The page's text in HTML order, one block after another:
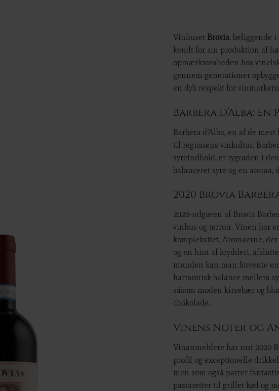
Vinhuset Brovia, beliggende
kendt for sin produktion af
opmærksomheden hos
gennem generationer
en dyb respekt for
Barbera D’Alba:
Barbera d’Alba, en af de
til regionens vinkultur.
syreindhold, er rygraden i
balanceret syre og en
2020 Brovia
2020-udgaven af Brovia
vinhus og terroir. Vinen har
kompleksitet. Aromaerne,
og en hint af krydderi,
munden kan man forvente
harmonisk balance mellem
såsom moden kirsebær og
chokolade.
Vinens Noter og
Vinanmeldere har rost 2020
profil og exceptionelle
men som også parrer
pastaretter til grillet kød og